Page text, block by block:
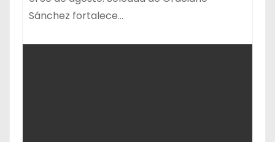
Sánchez fortalece…